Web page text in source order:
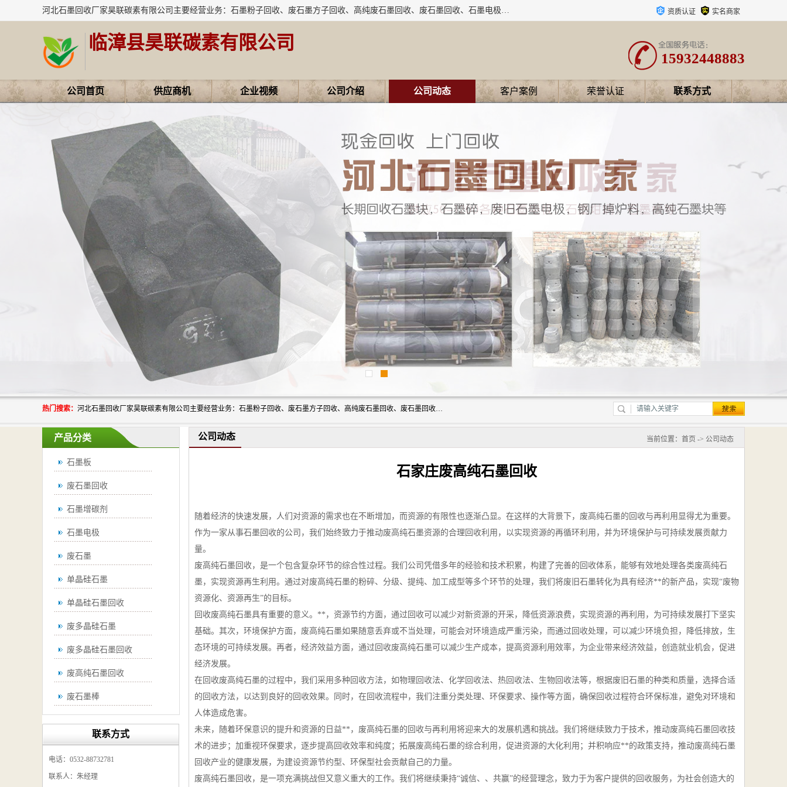
河北石墨回收厂家昊联碳素有限公司主要经营业务：石墨粉子回收、废石墨方子回收、高纯废石墨回收、废石墨回收、石墨电极回收、废石墨板回收、石墨增碳剂、单晶硅石墨、单晶硅石墨回收、废多晶硅石墨、废多晶硅石墨回收、废高纯石墨回收、废石墨、废石墨棒、废石墨棒回收、废石墨换热器回收、高纯石墨回收、石墨粉回收、石墨换热器回收、石墨纸回收、回收石墨板、回收石墨电极、石墨板回收、石墨回收。 资质认证 实名商家
临漳县昊联碳素有限公司
15932448883
公司首页 供应商机 企业视频 公司介绍 公司动态 客户案例 荣誉认证 联系方式
热门搜索： 河北石墨回收厂家昊联碳素有限公司主要经营业务：石墨粉子回收、废石墨方子回收、高纯废石墨回收、废石墨回收、石墨电极回收、废石墨板回收、石墨增碳剂、单晶硅石墨、单晶硅石墨回收、废多晶硅石墨、废多晶硅石墨回收、废高纯石墨回收、废石墨、废石墨棒、废石墨棒回收、废石墨换热器回收、高纯石墨回收、石墨粉回收、石墨换热器回收、石墨纸回收、回收石墨板、回收石墨电极、石墨板回收、石墨回收。
产品分类
石墨板
废石墨回收
石墨增碳剂
石墨电极
废石墨
单晶硅石墨
单晶硅石墨回收
废多晶硅石墨
废多晶硅石墨回收
废高纯石墨回收
废石墨棒
废石墨换热器回收
联系方式
电话：0532-88732781
联系人：朱经理
公司动态 当前位置： 首页 -> 公司动态
石家庄废高纯石墨回收
随着经济的快速发展，人们对资源的需求也在不断增加，而资源的有限性也逐渐凸显。在这样的大背景下，废高纯石墨的回收与再利用显得尤为重要。
作为一家从事石墨回收的公司，我们始终致力于推动废高纯石墨资源的合理回收利用，以实现资源的再循环利用，并为环境保护与可持续发展贡献力
量。
废高纯石墨回收，是一个包含复杂环节的综合性过程。我们公司凭借多年的经验和技术积累，构建了完善的回收体系，能够有效地处理各类废高纯石
墨，实现资源再生利用。通过对废高纯石墨的粉碎、分级、提纯、加工成型等多个环节的处理，我们将废旧石墨转化为具有经济**的新产品，实现“废物
资源化、资源再生”的目标。
回收废高纯石墨具有重要的意义。**，资源节约方面，通过回收可以减少对新资源的开采，降低资源浪费，实现资源的再利用，为可持续发展打下坚实
基础。其次，环境保护方面，废高纯石墨如果随意丢弃或不当处理，可能会对环境造成严重污染，而通过回收处理，可以减少环境负担，降低排放，生
态环境的可持续发展。再者，经济效益方面，通过回收废高纯石墨可以减少生产成本，提高资源利用效率，为企业带来经济效益，创造就业机会，促进
经济发展。
在回收废高纯石墨的过程中，我们采用多种回收方法，如物理回收法、化学回收法、热回收法、生物回收法等，根据废旧石墨的种类和质量，选择合适
的回收方法，以达到良好的回收效果。同时，在回收流程中，我们注重分类处理、环保要求、操作等方面，确保回收过程符合环保标准，避免对环境和
人体造成危害。
未来，随着环保意识的提升和资源的日益**，废高纯石墨的回收与再利用将迎来大的发展机遇和挑战。我们将继续致力于技术，推动废高纯石墨回收技
术的进步；加重视环保要求，逐步提高回收效率和纯度；拓展废高纯石墨的综合利用，促进资源的大化利用；并积响应**的政策支持，推动废高纯石墨
回收产业的健康发展，为建设资源节约型、环保型社会贡献自己的力量。
废高纯石墨回收，是一项充满挑战但又意义重大的工作。我们将继续秉持“诚信、、共赢”的经营理念，致力于为客户提供的回收服务，为社会创造大的